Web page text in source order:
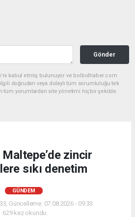
Gönder
kabul etmiş bulunuyor ve bolbolhaber.com
doğrudan veya dolaylı tüm sorumluluğu tek
tüm yorumlardan site yönetimi hiçbir şekilde
zincir
sıkı denetim
GÜNDEM
Güncelleme: 07.08.2026 - 09:33
629 kez okundu.